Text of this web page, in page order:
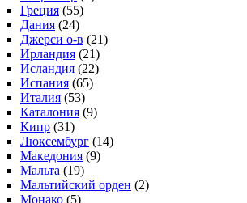
Греция (55)
Дания (24)
Джерси о-в (21)
Ирландия (21)
Исландия (22)
Испания (65)
Италия (53)
Каталония (9)
Кипр (31)
Люксембург (14)
Македония (9)
Мальта (19)
Мальтийский орден (2)
Монако (5)